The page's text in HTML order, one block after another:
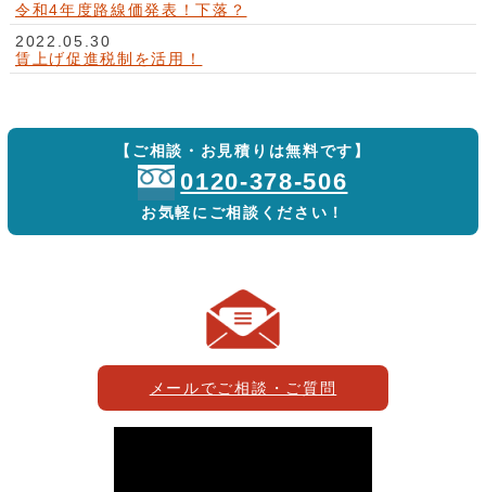
令和4年度路線価発表！下落？
2022.05.30
賃上げ促進税制を活用！
【ご相談・お見積りは無料です】
0120-378-506
お気軽にご相談ください！
メールでご相談・ご質問